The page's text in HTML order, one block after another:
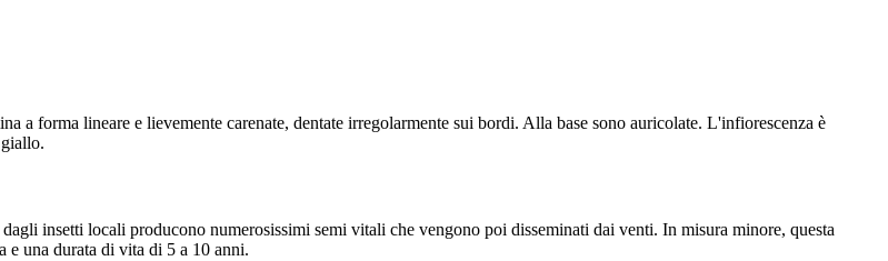
a forma lineare e lievemente carenate, dentate irregolarmente sui bordi. Alla base sono auricolate. L'infiorescenza è
insetti locali producono numerosissimi semi vitali che vengono poi disseminati dai venti. In misura minore, questa
e una durata di vita di 5 a 10 anni.